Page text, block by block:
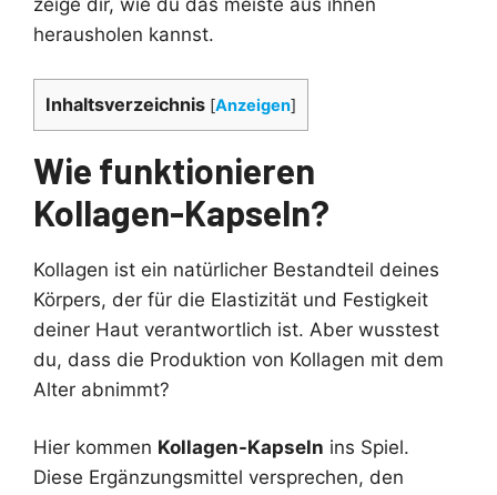
zeige dir, wie du das meiste aus ihnen
herausholen kannst.
Inhaltsverzeichnis [Anzeigen]
Wie funktionieren
Kollagen-Kapseln?
Kollagen ist ein natürlicher Bestandteil deines
Körpers, der für die Elastizität und Festigkeit
deiner Haut verantwortlich ist. Aber wusstest
du, dass die Produktion von Kollagen mit dem
Alter abnimmt?
Hier kommen Kollagen-Kapseln ins Spiel.
Diese Ergänzungsmittel versprechen, den